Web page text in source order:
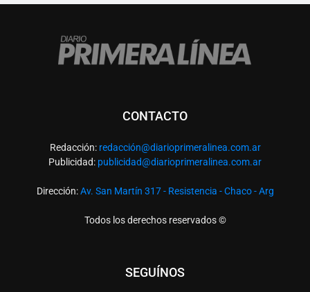
CONTACTO
Redacción: redacción@diarioprimeralinea.com.ar
Publicidad: publicidad@diarioprimeralinea.com.ar
Dirección:Av. San Martín 317 - Resistencia - Chaco - Arg
Todos los derechos reservados ©
SEGUÍNOS